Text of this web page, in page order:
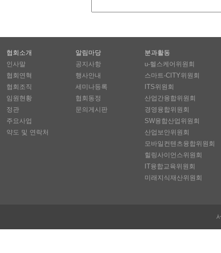
협회소개
인사말
협회연혁
협회조직
임원현황
정관
주요사업
약도 및 연락처
알림마당
공지사항
행사안내
세미나등록
협회동정
문의게시판
분과활동
u-헬스케어위원회
스마트-CITY위원회
ITS위원회
산업간융합위원회
경영융합위원회
SW융합산업위원회
산업보안위원회
모바일컨텐츠융합위원회
힐링사이언스위원회
IT융합교육위원회
미래지식재산위원회